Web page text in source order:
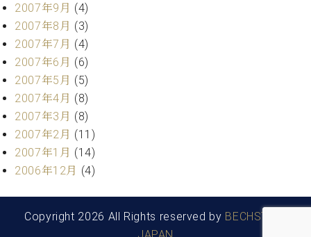
2007年9月 (4)
2007年8月 (3)
2007年7月 (4)
2007年6月 (6)
2007年5月 (5)
2007年4月 (8)
2007年3月 (8)
2007年2月 (11)
2007年1月 (14)
2006年12月 (4)
Copyright 2026 All Rights reserved by BECHSTEIN